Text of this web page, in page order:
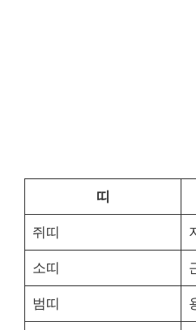
띠
쥐띠
소띠
범띠